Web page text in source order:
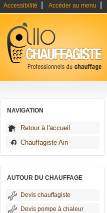
Accessibilité Accéder au menu
NAVIGATION
Retour à l'accueil
Chauffagiste Ain
AUTOUR DU CHAUFFAGE
Devis chauffagiste
Devis pompe à chaleur